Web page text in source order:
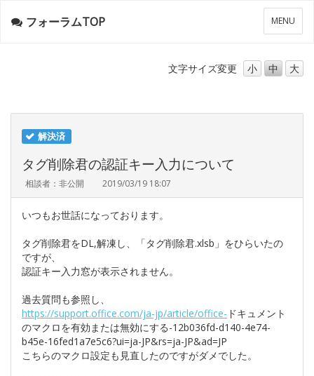
メ
ニ
ー
MENU
フォーラムTOP
文字サイズ変更 小 中 大
解決済
タグ削除君の認証キー入力について
相談者：非公開 2019/03/19 18:07
いつもお世話になっております。
タグ削除君をDL,解凍し、「タグ削除君.xlsb」をひらいたの
ですが、
認証キー入力窓が表示されません。
過去質問も参照し、
https://support.office.com/ja-jp/article/office- ドキュメント
のマクロを有効または無効にする-12b036fd-d140-4e74-
b45e-16fed1a7e5c6?ui=ja-JP&rs=ja-JP&ad=JP
こちらのマクロ設定も見直したのですがダメでした。